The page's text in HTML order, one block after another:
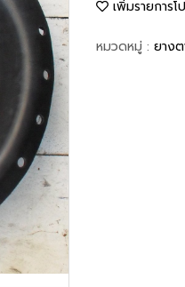
เพิ่มรายการโ
หมวดหมู่ : ยาง